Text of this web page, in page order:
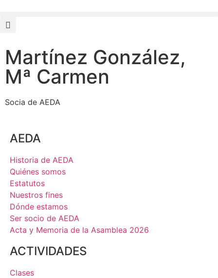
Martínez González,
Mª Carmen
Socia de AEDA
AEDA
Historia de AEDA
Quiénes somos
Estatutos
Nuestros fines
Dónde estamos
Ser socio de AEDA
Acta y Memoria de la Asamblea 2026
ACTIVIDADES
Clases